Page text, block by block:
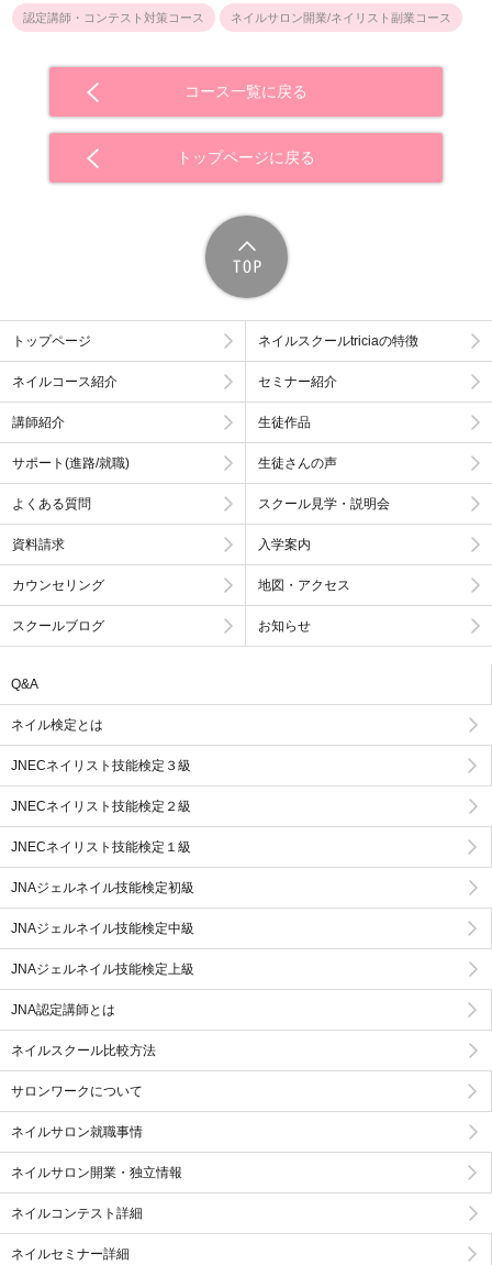
認定講師・コンテスト対策コース ネイルサロン開業/ネイリスト副業コース
コース一覧に戻る
トップページに戻る
トップページ ネイルスクールtriciaの特徴
ネイルコース紹介 セミナー紹介
講師紹介 生徒作品
サポート(進路/就職) 生徒さんの声
よくある質問 スクール見学・説明会
資料請求 入学案内
カウンセリング 地図・アクセス
スクールブログ お知らせ
Q&A
ネイル検定とは
JNECネイリスト技能検定３級
JNECネイリスト技能検定２級
JNECネイリスト技能検定１級
JNAジェルネイル技能検定初級
JNAジェルネイル技能検定中級
JNAジェルネイル技能検定上級
JNA認定講師とは
ネイルスクール比較方法
サロンワークについて
ネイルサロン就職事情
ネイルサロン開業・独立情報
ネイルコンテスト詳細
ネイルセミナー詳細